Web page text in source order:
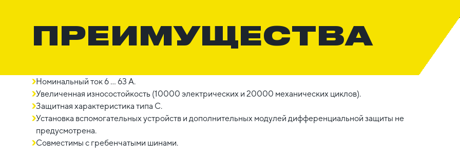
ПРЕИМУЩЕСТВА
Номинальный ток 6 ... 63 A.
Увеличенная износостойкость (10000 электрических и 20000 механических циклов).
Защитная характеристика типа C.
Установка вспомогательных устройств и дополнительных модулей дифференциальной защиты не
предусмотрена.
Совместимы с гребенчатыми шинами.